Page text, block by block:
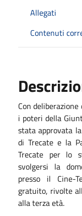
Allegati
Contenuti
Con
i poteri della
stata approvata
di Trecate e la
Trecate per lo
svolgersi la
presso il Cine-
gratuito, rivolte
alla terza età.